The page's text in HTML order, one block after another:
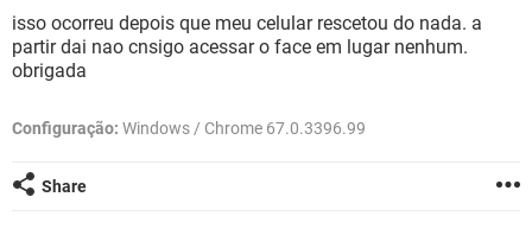
GUIA DE COMPRAS
isso ocorreu depois que meu celular rescetou do nada. a
partir dai nao cnsigo acessar o face em lugar nenhum.
obrigada
Configuração: Windows / Chrome 67.0.3396.99
Share